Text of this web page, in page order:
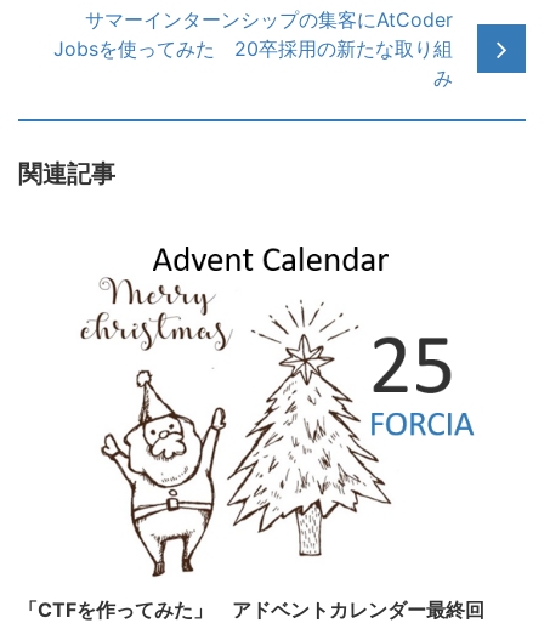
サマーインターンシップの集客にAtCoder
Jobsを使ってみた 20卒採用の新たな取り組
み
関連記事
「CTFを作ってみた」 アドベントカレンダー最終回